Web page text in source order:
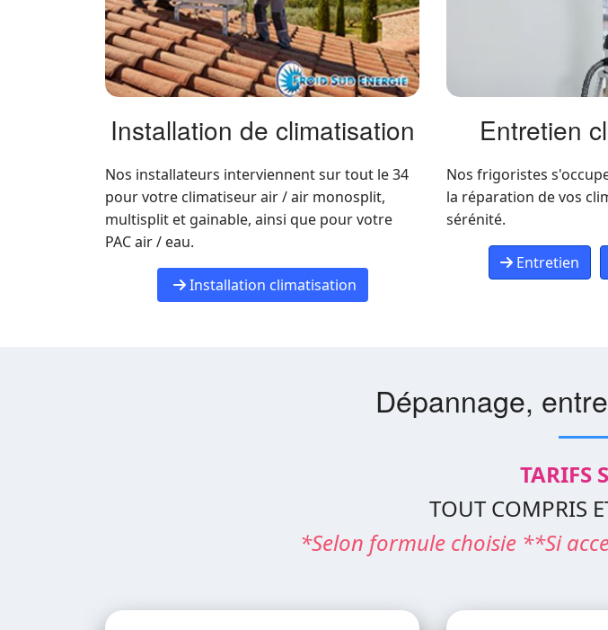
Installation de climatisation
Nos installateurs interviennent sur tout le 34
pour votre climatiseur air / air monosplit,
multisplit et gainable, ainsi que pour votre
PAC air / eau.
Installation climatisation
Entretien
Nos frigoristes
la réparation de vos
sérénité.
Entretien
Dépannage,
TARIFS
TOUT COMPRIS
*Selon formule choisie **Si